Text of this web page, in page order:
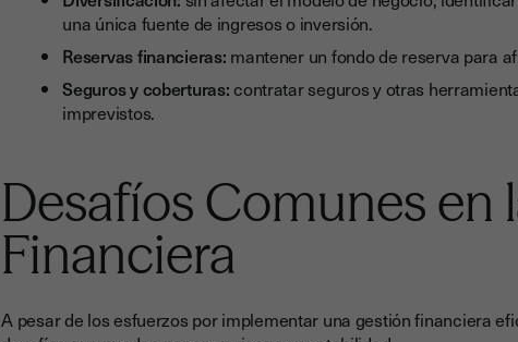
una única fuente de ingresos o inversión.
Reservas financieras: mantener un fondo de reserva para
Seguros y coberturas:contratar seguros y otras
imprevistos.
Desafíos Comunes en
Financiera
A pesar de los esfuerzos por implementar una gestión financiera